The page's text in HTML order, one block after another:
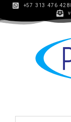
+57 313 476